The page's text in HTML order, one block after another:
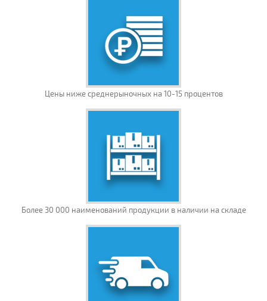
Цены ниже среднерыночных на 10-15 процентов
Более 30 000 наименований продукции в наличии на складе